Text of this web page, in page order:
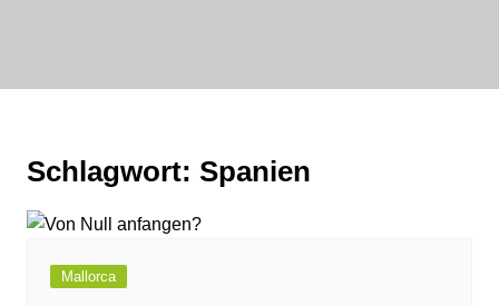
media
Schlagwort: Spanien
Mallorca